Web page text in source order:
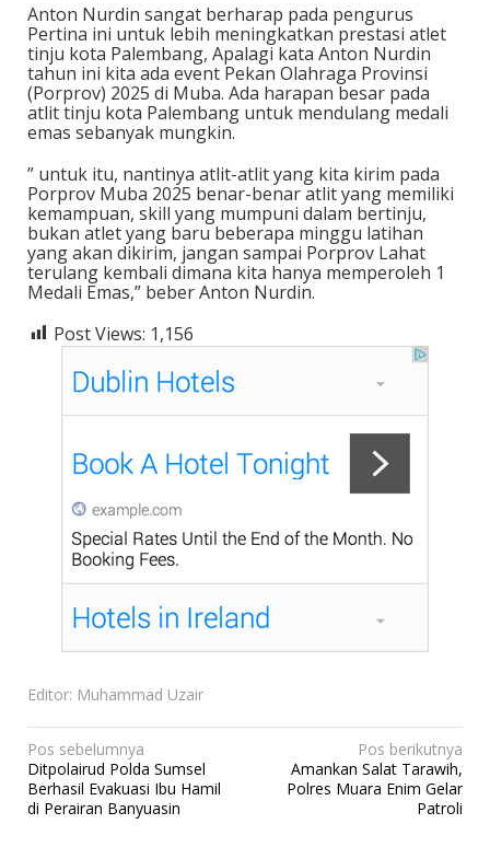
Anton Nurdin sangat berharap pada pengurus
Pertina ini untuk lebih meningkatkan prestasi atlet
tinju kota Palembang, Apalagi kata Anton Nurdin
tahun ini kita ada event Pekan Olahraga Provinsi
(Porprov) 2025 di Muba. Ada harapan besar pada
atlit tinju kota Palembang untuk mendulang medali
emas sebanyak mungkin.
” untuk itu, nantinya atlit-atlit yang kita kirim pada
Porprov Muba 2025 benar-benar atlit yang memiliki
kemampuan, skill yang mumpuni dalam bertinju,
bukan atlet yang baru beberapa minggu latihan
yang akan dikirim, jangan sampai Porprov Lahat
terulang kembali dimana kita hanya memperoleh 1
Medali Emas,” beber Anton Nurdin.
Post Views: 1,156
Editor: Muhammad Uzair
N
a
v
Pos sebelumnya
Ditpolairud Polda Sumsel
Berhasil Evakuasi Ibu Hamil
di Perairan Banyuasin
Pos berikutnya
Amankan Salat Tarawih,
Polres Muara Enim Gelar
Patroli